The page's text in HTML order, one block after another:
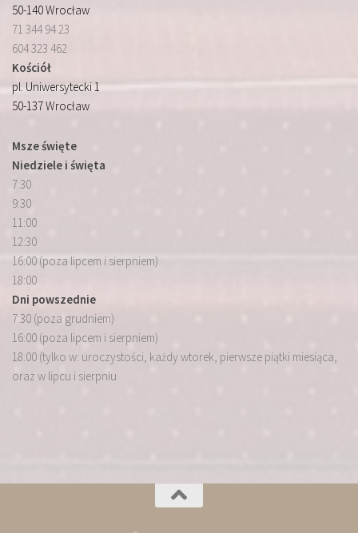
50-140 Wrocław
71 344 94 23
604 323 462
Kościół
pl. Uniwersytecki 1
50-137 Wrocław
Msze święte
Niedziele i święta
7:30
9:30
11:00
12:30
16:00 (poza lipcem i sierpniem)
18:00
Dni powszednie
7:30 (poza grudniem)
16:00 (poza lipcem i sierpniem)
18:00 (tylko w: uroczystości, każdy wtorek, pierwsze piątki miesiąca,
oraz w lipcu i sierpniu